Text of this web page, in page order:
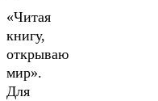
«Читая
книгу,
открываю
мир».
Для